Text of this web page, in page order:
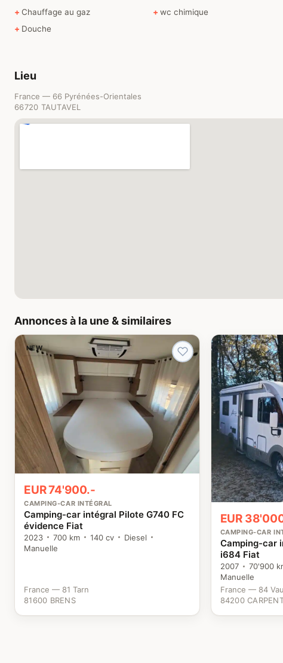
Chauffage au gaz
Douche
wc chimique
Lieu
France — 66 Pyrénées-Orientales
66720 TAUTAVEL
Annonces à la une & similaires
NEW
EUR 74'900.-
CAMPING-CAR INTÉGRAL
Camping-car intégral Pilote G740 FC
évidence Fiat
2023 700 km 140 cv
Diesel
Manuelle
France — 81 Tarn
81600 BRENS
EUR
CAMPING-CAR
Camping-car
i684 Fiat
2007 70'900
Manuelle
France — 84
84200